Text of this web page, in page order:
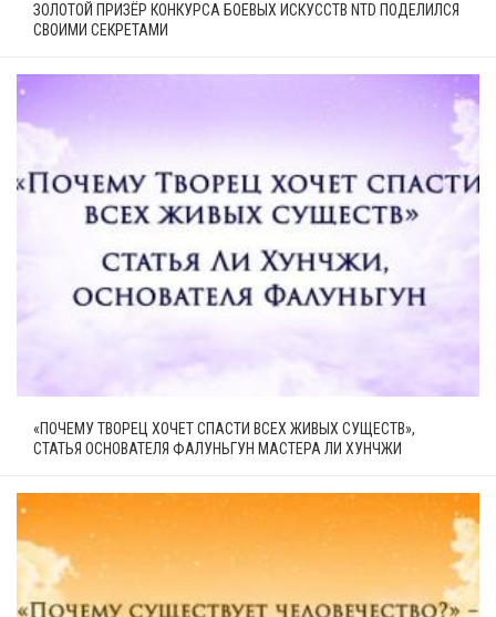
ЗОЛОТОЙ ПРИЗЁР КОНКУРСА БОЕВЫХ ИСКУССТВ NTD ПОДЕЛИЛСЯ
СВОИМИ СЕКРЕТАМИ
«ПОЧЕМУ ТВОРЕЦ ХОЧЕТ СПАСТИ ВСЕХ ЖИВЫХ СУЩЕСТВ»,
СТАТЬЯ ОСНОВАТЕЛЯ ФАЛУНЬГУН МАСТЕРА ЛИ ХУНЧЖИ